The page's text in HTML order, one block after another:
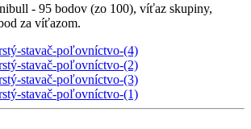
- 95 bodov (zo 100), víťaz skupiny,
za víťazom.